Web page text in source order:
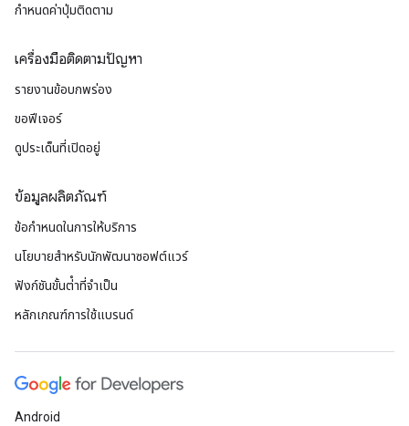
กำหนดค่าปุ่มติดตาม
เครื่องมือติดตามปัญหา
รายงานข้อบกพร่อง
ขอฟีเจอร์
ดูประเด็นที่เปิดอยู่
ข้อมูลผลิตภัณฑ์
ข้อกำหนดในการให้บริการ
นโยบายสำหรับนักพัฒนาซอฟต์แวร์
ฟังก์ชันขั้นต่ําที่จําเป็น
หลักเกณฑ์การใช้แบรนด์
Android